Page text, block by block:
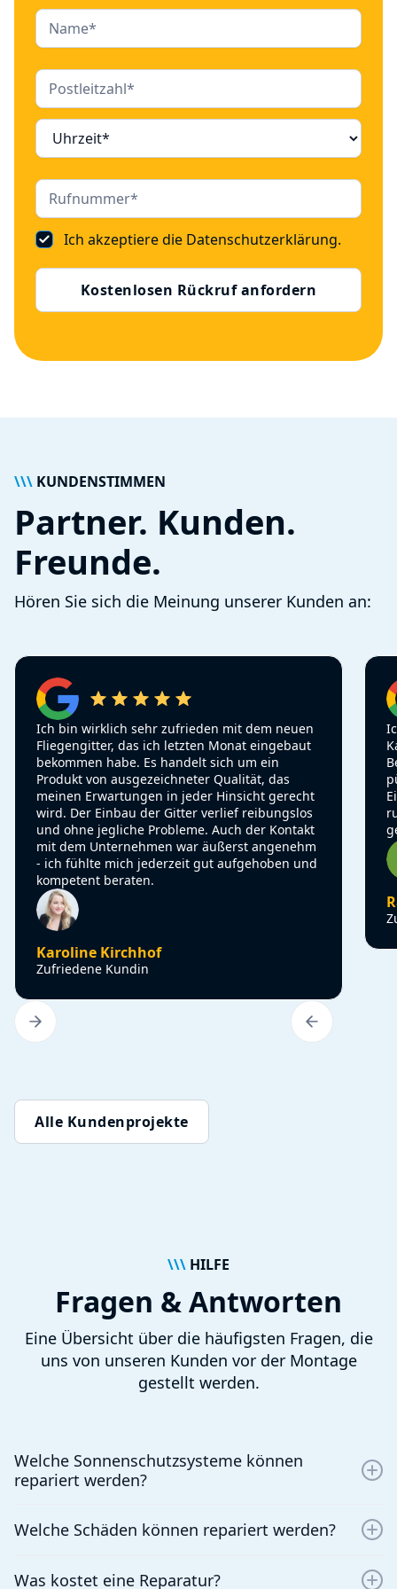
Ich akzeptiere die Datenschutzerklärung.
\\\ KUNDENSTIMMEN
Partner. Kunden.
Freunde.
Hören Sie sich die Meinung unserer Kunden an:
Ich bin wirklich sehr zufrieden mit dem neuen
Fliegengitter, das ich letzten Monat eingebaut
bekommen habe. Es handelt sich um ein
Produkt von ausgezeichneter Qualität, das
meinen Erwartungen in jeder Hinsicht gerecht
wird. Der Einbau der Gitter verlief reibungslos
und ohne jegliche Probleme. Auch der Kontakt
mit dem Unternehmen war äußerst angenehm
- ich fühlte mich jederzeit gut aufgehoben und
kompetent beraten.
Karoline Kirchhof
Zufriedene Kundin
Alle Kundenprojekte
\\\ HILFE
Fragen & Antworten
Eine Übersicht über die häufigsten Fragen, die
uns von unseren Kunden vor der Montage
gestellt werden.
Welche Sonnenschutzsysteme können
repariert werden?
Wir reparieren Markisen, Jalousien, Rollläden, Plissees,
Schrägrollläden, Überdachungen und mehr. Falls Sie
kontaktieren Sie uns einfach.
Welche Schäden können repariert werden?
Was kostet eine Reparatur?